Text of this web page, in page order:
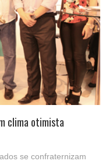
clima otimista
se confraternizam